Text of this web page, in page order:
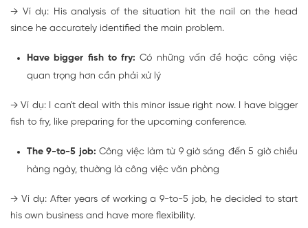
→ Ví dụ: His analysis of the situation hit the nail on the head
since he accurately identified the main problem.
Have bigger fish to fry:Có những vấn đề hoặc công việc
quan trọng hơn cần phải xử lý
→Ví dụ: I can't deal with this minor issue right now. I have bigger
fish to fry, like preparing for the upcoming conference.
The 9-to-5 job:Công việc làm từ 9 giờ sáng đến 5 giờ chiều
hàng ngày, thường là công việc văn phòng
→ Ví dụ: After years of workinga 9-to-5 job, he decided to start
his own business and have more flexibility.